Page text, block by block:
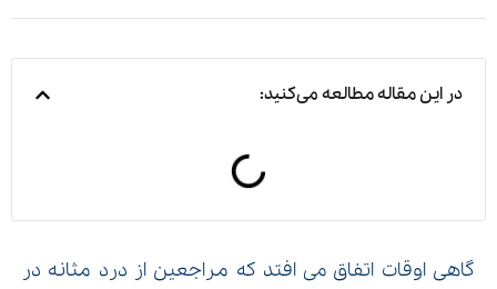
در این مقاله مطالعه می‌کنید:
گاهی اوقات اتفاق می افتد که مراجعین از درد مثانه در